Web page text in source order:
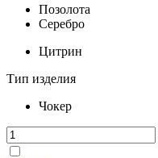
Позолота
Серебро
Цитрин
Тип изделия
Чокер